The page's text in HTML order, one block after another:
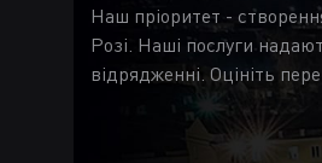
Наш пріоритет -
Розі. Наші послуги
відрядженні. Оцініть